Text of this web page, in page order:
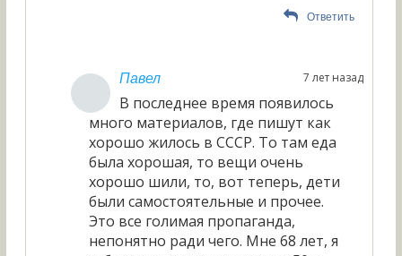
Ответить
Павел 7 лет назад
В последнее время появилось
много материалов, где пишут как
хорошо жилось в СССР. То там еда
была хорошая, то вещи очень
хорошо шили, то, вот теперь, дети
были самостоятельные и прочее.
Это все голимая пропаганда,
непонятно ради чего. Мне 68 лет, я